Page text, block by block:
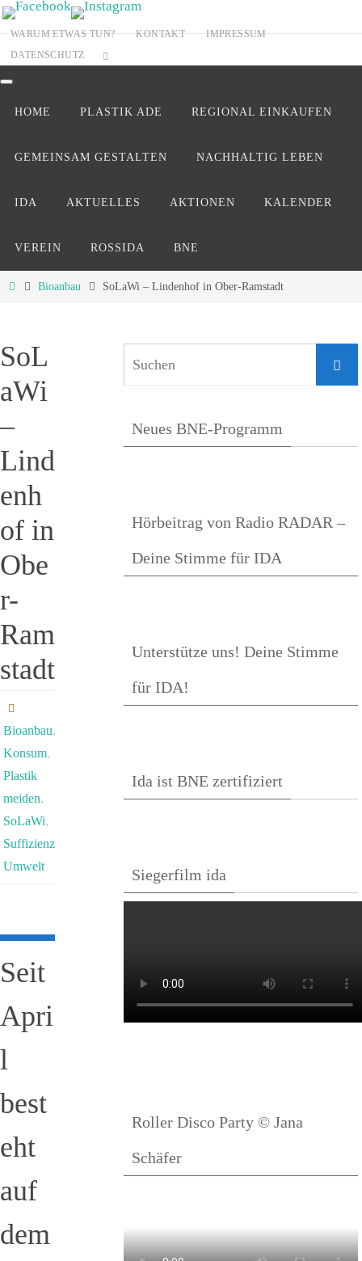
Zum
Inhalt
springen
WARUM ETWAS TUN? KONTAKT
IMPRESSUM
DATENSCHUTZ
springen
HOME PLASTIK ADE REGIONAL EINKAUFEN
GEMEINSAM GESTALTEN NACHHALTIG LEBEN
IDA AKTUELLES AKTIONEN KALENDER
VEREIN ROSSIDA BNE
StartBioanbau SoLaWi – Lindenhof in Ober-Ramstadt
SoL
aWi
–
Lind
enh
of in
Obe
r-
Ram
stadt
Bioanbau,
Konsum,
Plastik
meiden,
SoLaWi,
Suffizienz
Umwelt
Seit
Apri
l
best
eht
auf
dem
Neues BNE-Programm
Hörbeitrag von Radio RADAR –
Deine Stimme für IDA
Unterstütze uns! Deine Stimme
für IDA!
Ida ist BNE zertifiziert
Siegerfilm ida
Roller Disco Party © Jana
Schäfer